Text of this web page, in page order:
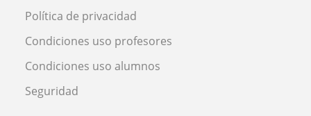
Política de privacidad
Condiciones uso profesores
Condiciones uso alumnos
Seguridad